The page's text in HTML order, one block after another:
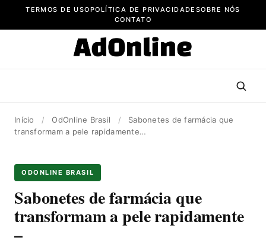
TERMOS DE USOPOLÍTICA DE PRIVACIDADE SOBRE NÓS
CONTATO
Início / OdOnline Brasil /
Sabonetes de farmácia que
transformam a pele rapidamente…
ODONLINE BRASIL
Sabonetes de farmácia que
transformam a pele rapidamente
–